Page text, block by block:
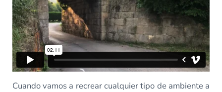
Cuando vamos a recrear cualquier tipo de ambiente a